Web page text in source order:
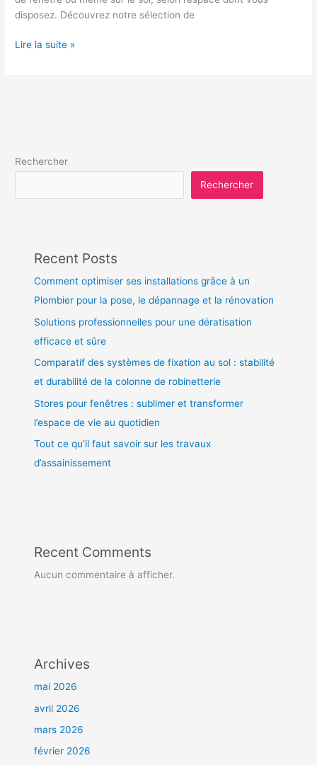
disposez. Découvrez notre sélection de
Lire la suite »
Rechercher
Rechercher
Recent Posts
Comment optimiser ses installations grâce à un
Plombier pour la pose, le dépannage et la rénovation
Solutions professionnelles pour une dératisation
efficace et sûre
Comparatif des systèmes de fixation au sol : stabilité
et durabilité de la colonne de robinetterie
Stores pour fenêtres : sublimer et transformer
l’espace de vie au quotidien
Tout ce qu’il faut savoir sur les travaux
d’assainissement
Recent Comments
Aucun commentaire à afficher.
Archives
mai 2026
avril 2026
mars 2026
février 2026